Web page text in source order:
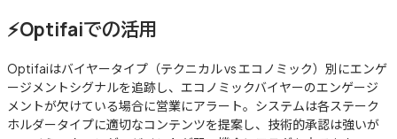
⚡Optifaiでの活用
Optifaiはバイヤータイプ（テクニカル vs エコノミック）別にエンゲ
ージメントシグナルを追跡し、エコノミックバイヤーのエンゲージ
メントが欠けている場合に営業にアラート。システムは各ステーク
ホルダータイプに適切なコンテンツを提案し、技術的承認は強いが